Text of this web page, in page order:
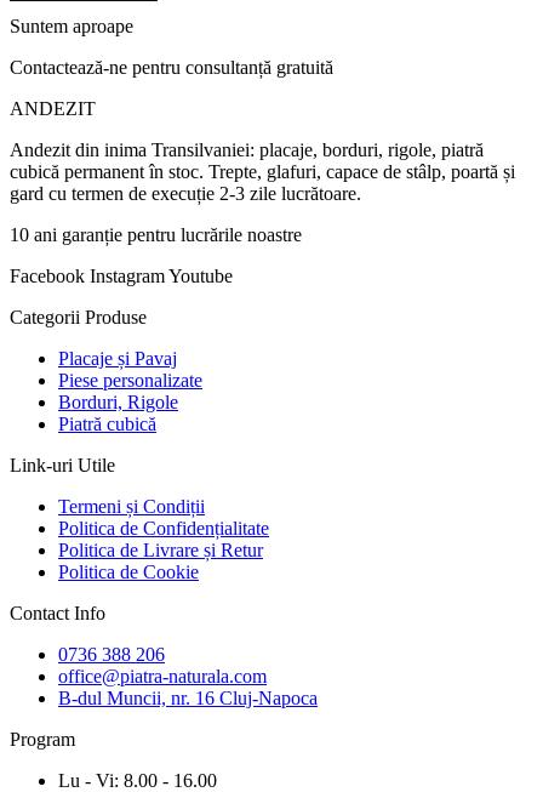
Suntem aproape
Contactează-ne pentru consultanță gratuită
ANDEZIT
Andezit din inima Transilvaniei: placaje, borduri, rigole, piatră
cubică permanent în stoc. Trepte, glafuri, capace de stâlp, poartă și
gard cu termen de execuție 2-3 zile lucrătoare.
10 ani garanție pentru lucrările noastre
Facebook InstagramYoutube
Categorii Produse
Placaje și Pavaj
Piese personalizate
Borduri, Rigole
Piatră cubică
Link-uri Utile
Termeni și Condiții
Politica de Confidențialitate
Politica de Livrare și Retur
Politica de Cookie
Contact Info
0736 388 206
office@piatra-naturala.com
B-dul Muncii, nr. 16 Cluj-Napoca
Program
Lu - Vi: 8.00 - 16.00